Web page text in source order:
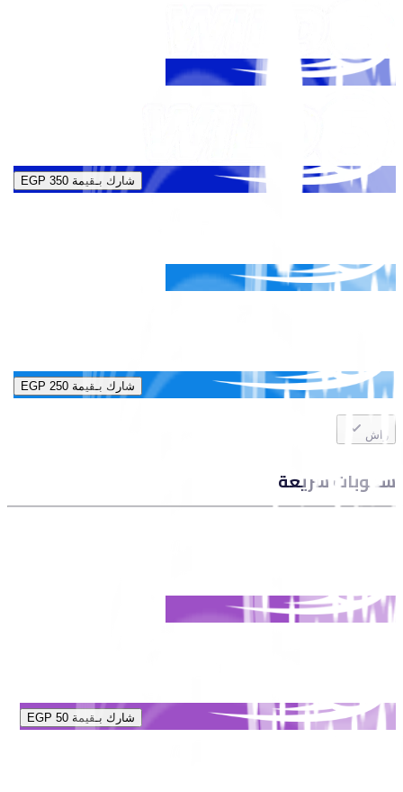
شارك بـقيمة EGP 350
شارك بـقيمة EGP 250
راش
سحوبات سريعة
شارك بـقيمة EGP 50